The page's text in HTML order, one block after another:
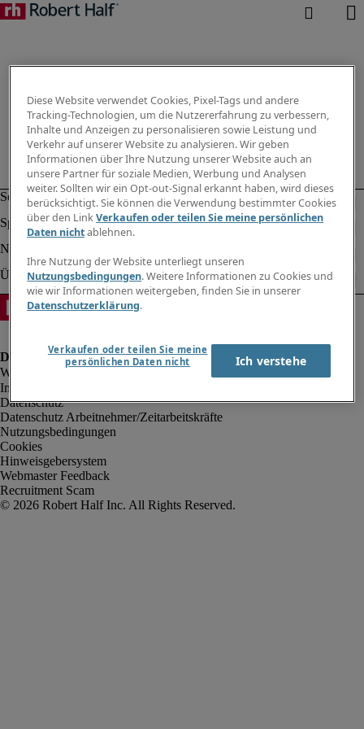
Impressum
Datenschutz
Datenschutz Arbeitnehmer/Zeitarbeitskräfte
Nutzungsbedingungen
Cookies
Hinweisgebersystem
Webmaster Feedback
Recruitment Scam
Diese Website verwendet Cookies, Pixel-Tags und andere
Tracking-Technologien, um die Nutzererfahrung zu verbessern,
Inhalte und Anzeigen zu personalisieren sowie Leistung und
Verkehr auf unserer Website zu analysieren. Wir geben
Informationen über Ihre Nutzung unserer Website auch an
unsere Partner für soziale Medien, Werbung und Analysen
weiter. Sollten wir ein Opt-out-Signal erkannt haben, wird dieses
berücksichtigt. Sie können die Verwendung bestimmter Cookies
über den LinkVerkaufen oder teilen Sie meine persönlichen
Daten nichtablehnen.
Ihre Nutzung der Website unterliegt unseren
Nutzungsbedingungen. Weitere Informationen zu Cookies und
wie wir Informationen weitergeben, finden Sie in unserer
Datenschutzerklärung.
Verkaufen oder teilen Sie meine
persönlichen Daten nicht
Ich verstehe